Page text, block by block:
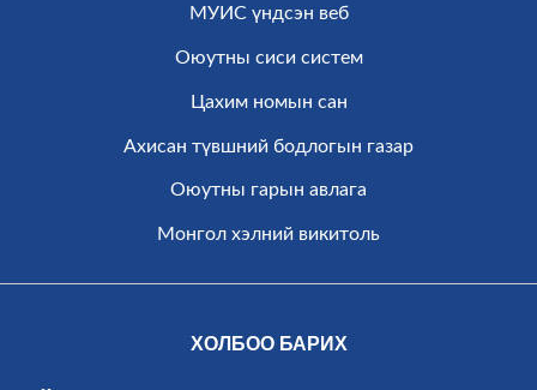
МУИС үндсэн веб
Оюутны сиси систем
Цахим номын сан
Ахисан түвшний бодлогын газар
Оюутны гарын авлага
Монгол хэлний викитоль
ХОЛБОО БАРИХ